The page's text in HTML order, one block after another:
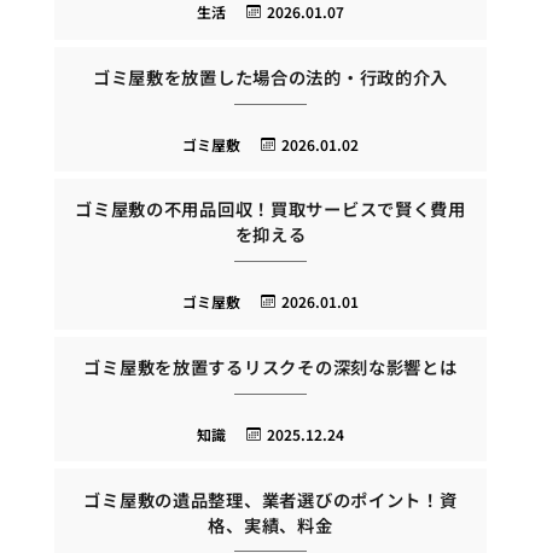
2026.01.07
生活
ゴミ屋敷を放置した場合の法的・行政的介入
2026.01.02
ゴミ屋敷
ゴミ屋敷の不用品回収！買取サービスで賢く費用
を抑える
2026.01.01
ゴミ屋敷
ゴミ屋敷を放置するリスクその深刻な影響とは
2025.12.24
知識
ゴミ屋敷の遺品整理、業者選びのポイント！資
格、実績、料金